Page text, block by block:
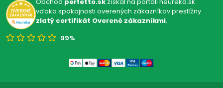
vďaka spokojnosti overených zákazníkov prestížny
zlatý certifikát Overené zákazníkmi.
99%